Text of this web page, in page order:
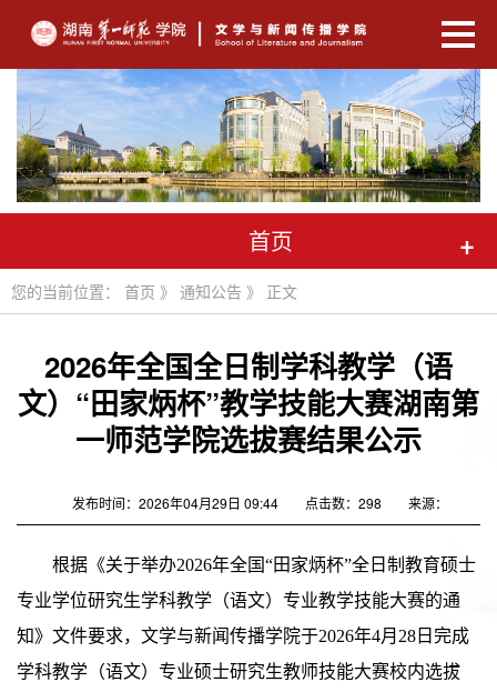
首页 +
您的当前位置： 首页 》 通知公告 》 正文
2026年全国全日制学科教学（语
文）“田家炳杯”教学技能大赛湖南第
一师范学院选拔赛结果公示
发布时间：2026年04月29日 09:44 点击数： 298 来源：
根据《关于举办2026年全国“田家炳杯”全日制教育硕士
专业学位研究生学科教学（语文）专业教学技能大赛的通
知》文件要求，文学与新闻传播学院于2026年4月28日完成
学科教学（语文）专业硕士研究生教师技能大赛校内选拔